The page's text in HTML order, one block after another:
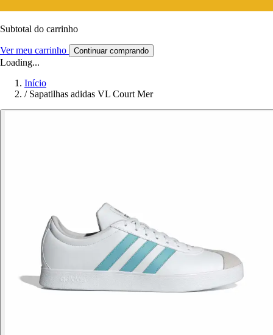
Subtotal do carrinho
Ver meu carrinho Continuar comprando
Loading...
Início
/ Sapatilhas adidas VL Court Mer